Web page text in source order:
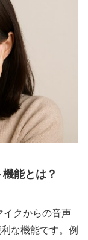
能とは？
イクからの音声
な機能です。例